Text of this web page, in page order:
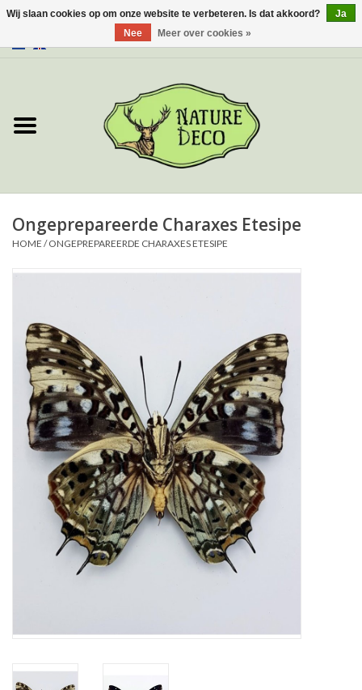
Over ons
Nieuw
Insecten
Prepareerbenodigdheden
Lijsten & Stolpen
Schedels & skeletten
Huiden & vachten
Opgezette dieren
Hout decoratie
Ongeprepareerde Charaxes Etesipe
HOME /ONGEPREPAREERDE CHARAXES ETESIPE
Wij slaan cookies op om onze website te verbeteren. Is dat akkoord?
Ja
Nee
Meer over cookies »